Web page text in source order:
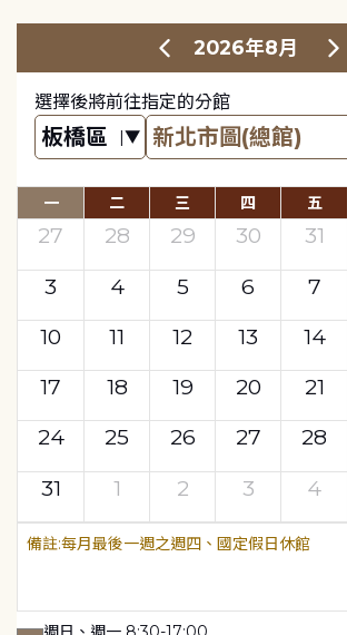
2026年8月
選擇後將前往指定的分館
一 二 三 四 五
27 28 29 30 31
3
4 5 6 7
10
11 12 13 14
17
18 19 20 21
24
25 26 27 28
31
1 2 3 4
每月最後一週之週四、國定假日休館